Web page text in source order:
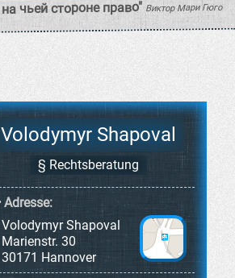
Volodymyr Shapoval
§ Rechtsberatung
Adresse:
Volodymyr Shapoval
Marienstr. 30
30171 Hannover